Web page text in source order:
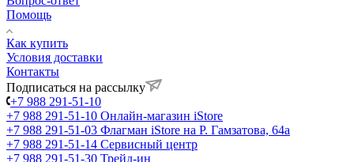
Помощь
Как купить
Условия доставки
Контакты
Подписаться на рассылку
+7 988 291-51-10
+7 988 291-51-10 Онлайн-магазин iStore
+7 988 291-51-03 Флагман iStore на Р. Гамзатова, 64а
+7 988 291-51-14 Сервисный центр
+7 988 291-51-30 Трейд-ин